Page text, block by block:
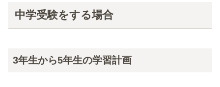
中学受験をする場合
3年生から5年生の学習計画